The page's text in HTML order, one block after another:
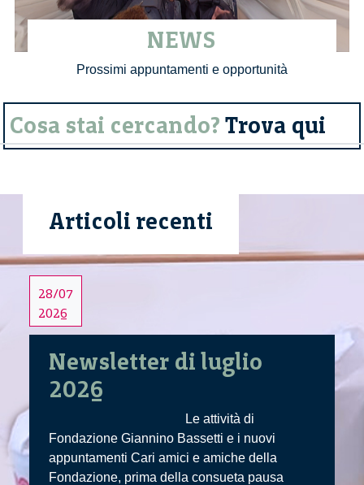
NEWS
Prossimi appuntamenti e opportunità
Cosa stai cercando? Trova qui
Articoli recenti
28/07
2026
Newsletter di luglio
2026
Le attività di
Fondazione Giannino Bassetti e i nuovi
appuntamenti Cari amici e amiche della
Fondazione, prima della consueta pausa